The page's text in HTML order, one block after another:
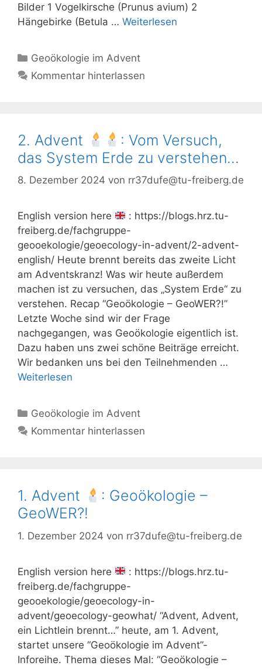
Bilder 1 Vogelkirsche (Prunus avium) 2
Hängebirke (Betula … Weiterlesen
Kategorien
Geoökologie im Advent
Kommentar hinterlassen
2. Advent
: Vom Versuch,
das System Erde zu verstehen…
8. Dezember 2024 von rr37dufe@tu-freiberg.de
English version here
: https://blogs.hrz.tu-
freiberg.de/fachgruppe-
geooekologie/geoecology-in-advent/2-advent-
english/ Heute brennt bereits das zweite Licht
am Adventskranz! Was wir heute außerdem
machen ist zu versuchen, das „System Erde“ zu
verstehen. Recap “Geoökologie – GeoWER?!”
Letzte Woche sind wir der Frage
nachgegangen, was Geoökologie eigentlich ist.
Dazu haben uns zwei schöne Beiträge erreicht.
Wir bedanken uns bei den Teilnehmenden …
Weiterlesen
Kategorien
Geoökologie im Advent
Kommentar hinterlassen
1. Advent
: Geoökologie –
GeoWER?!
1. Dezember 2024 von rr37dufe@tu-freiberg.de
English version here
: https://blogs.hrz.tu-
freiberg.de/fachgruppe-
geooekologie/geoecology-in-
advent/geoecology-geowhat/ “Advent, Advent,
ein Lichtlein brennt…” heute, am 1. Advent,
startet unsere “Geoökologie im Advent”-
Inforeihe. Thema dieses Mal: “Geoökologie –